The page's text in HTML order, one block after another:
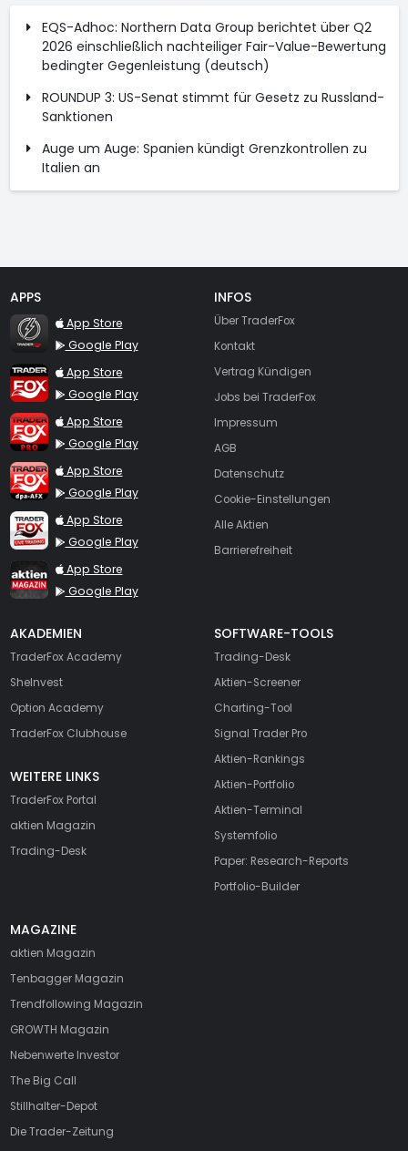
EQS-Adhoc: Northern Data Group berichtet über Q2
2026 einschließlich nachteiliger Fair-Value-Bewertung
bedingter Gegenleistung (deutsch)
ROUNDUP 3: US-Senat stimmt für Gesetz zu Russland-
Sanktionen
Auge um Auge: Spanien kündigt Grenzkontrollen zu
Italien an
APPS
TraderFox Flash
App Store
Google Play
TraderFox App
App Store
Google Play
TraderFox Pro
App Store
Google Play
TraderFox dpa-AFX ProFeed
App Store
Google Play
TraderFox Live Trading
App Store
Google Play
TraderFox aktien Magazin
App Store
Google Play
INFOS
Über TraderFox
Kontakt
Vertrag Kündigen
Jobs bei TraderFox
Impressum
AGB
Datenschutz
Cookie-Einstellungen
Alle Aktien
Barrierefreiheit
AKADEMIEN
TraderFox Academy
SheInvest
Option Academy
TraderFox Clubhouse
WEITERE LINKS
TraderFox Portal
aktien Magazin
Trading-Desk
SOFTWARE-TOOLS
Trading-Desk
Aktien-Screener
Charting-Tool
Signal Trader Pro
Aktien-Rankings
Aktien-Portfolio
Aktien-Terminal
Systemfolio
Paper: Research-Reports
Portfolio-Builder
MAGAZINE
aktien Magazin
Tenbagger Magazin
Trendfollowing Magazin
GROWTH Magazin
Nebenwerte Investor
The Big Call
Stillhalter-Depot
Die Trader-Zeitung